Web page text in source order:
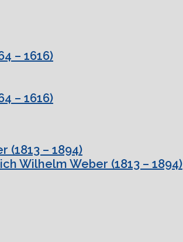
– 1616)
– 1616)
(1813 – 1894)
Wilhelm Weber (1813 – 1894)